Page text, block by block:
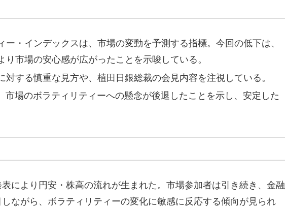
ー・インデックスは、市場の変動を予測する指標。今回の低下は、
り市場の安心感が広がったことを示唆している。
対する慎重な見方や、植田日銀総裁の会見内容を注視している。
市場のボラティリティーへの懸念が後退したことを示し、安定した
により円安・株高の流れが生まれた。市場参加者は引き続き、金融
ながら、ボラティリティーの変化に敏感に反応する傾向が見られ